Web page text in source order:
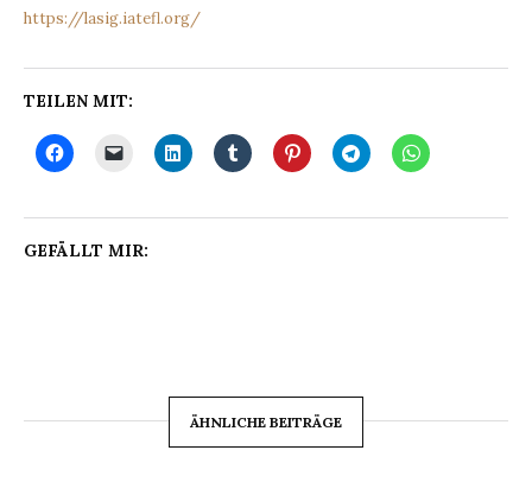
https://lasig.iatefl.org/
TEILEN MIT:
GEFÄLLT MIR:
ÄHNLICHE BEITRÄGE